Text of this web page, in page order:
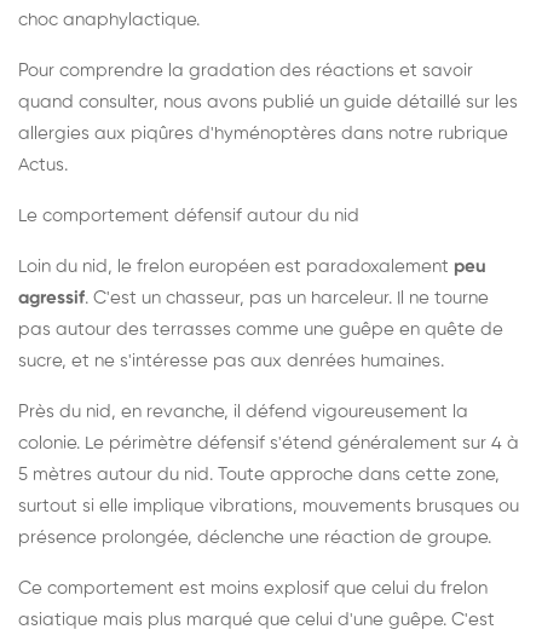
choc anaphylactique.
Pour comprendre la gradation des réactions et savoir
quand consulter, nous avons publié un guide détaillé sur les
allergies aux piqûres d'hyménoptères dans notre rubrique
Actus.
Le comportement défensif autour du nid
Loin du nid, le frelon européen est paradoxalement peu
agressif. C'est un chasseur, pas un harceleur. Il ne tourne
pas autour des terrasses comme une guêpe en quête de
sucre, et ne s'intéresse pas aux denrées humaines.
Près du nid, en revanche, il défend vigoureusement la
colonie. Le périmètre défensif s'étend généralement sur 4 à
5 mètres autour du nid. Toute approche dans cette zone,
surtout si elle implique vibrations, mouvements brusques ou
présence prolongée, déclenche une réaction de groupe.
Ce comportement est moins explosif que celui du frelon
asiatique mais plus marqué que celui d'une guêpe. C'est